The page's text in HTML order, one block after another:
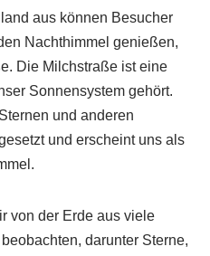
aus können Besucher
Nachthimmel genießen,
Die Milchstraße ist eine
Sonnensystem gehört.
und anderen
und erscheint uns als
von der Erde aus viele
darunter Sterne,